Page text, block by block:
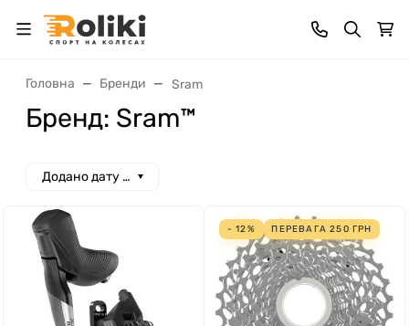
Головна Бренди Sram
Бренд: Sram™
Додано дату спад
- 12% ПЕРЕВАГА250 ГРН